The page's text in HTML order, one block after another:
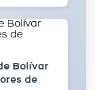
Bolívar
de